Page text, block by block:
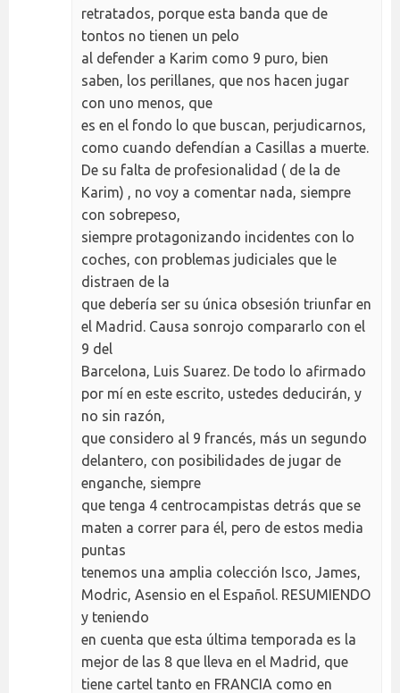
retratados, porque esta banda que de
tontos no tienen un pelo
al defender a Karim como 9 puro, bien
saben, los perillanes, que nos hacen jugar
con uno menos, que
es en el fondo lo que buscan, perjudicarnos,
como cuando defendían a Casillas a muerte.
De su falta de profesionalidad ( de la de
Karim) , no voy a comentar nada, siempre
con sobrepeso,
siempre protagonizando incidentes con lo
coches, con problemas judiciales que le
distraen de la
que debería ser su única obsesión triunfar en
el Madrid. Causa sonrojo compararlo con el
9 del
Barcelona, Luis Suarez. De todo lo afirmado
por mí en este escrito, ustedes deducirán, y
no sin razón,
que considero al 9 francés, más un segundo
delantero, con posibilidades de jugar de
enganche, siempre
que tenga 4 centrocampistas detrás que se
maten a correr para él, pero de estos media
puntas
tenemos una amplia colección Isco, James,
Modric, Asensio en el Español. RESUMIENDO
y teniendo
en cuenta que esta última temporada es la
mejor de las 8 que lleva en el Madrid, que
tiene cartel tanto en FRANCIA como en